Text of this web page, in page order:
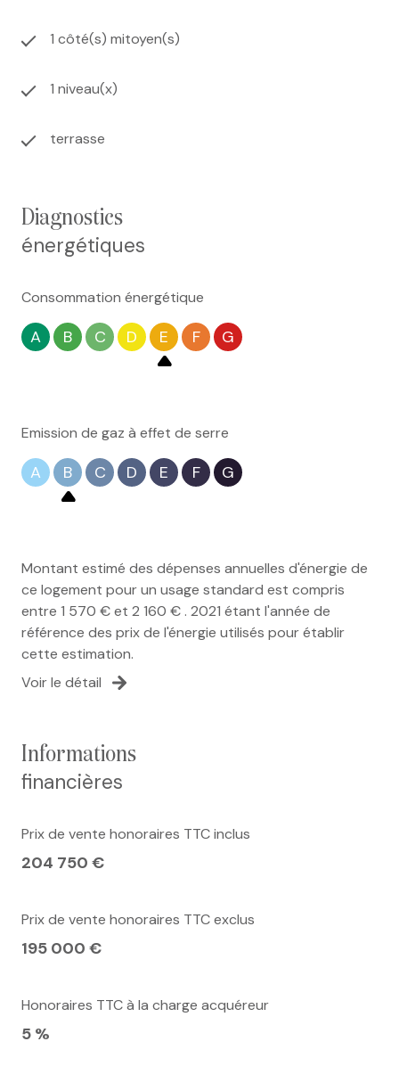
1 côté(s) mitoyen(s)
1 niveau(x)
terrasse
diagnostics
énergétiques
Consommation énergétique
A B C D E F G
Emission de gaz à effet de serre
A B C D E F G
Montant estimé des dépenses annuelles d'énergie de
ce logement pour un usage standard est compris
entre 1 570 € et 2 160 € . 2021 étant l'année de
référence des prix de l'énergie utilisés pour établir
cette estimation.
Voir le détail
informations
financières
Prix de vente honoraires TTC inclus
204 750 €
Prix de vente honoraires TTC exclus
195 000 €
Honoraires TTC à la charge acquéreur
5 %